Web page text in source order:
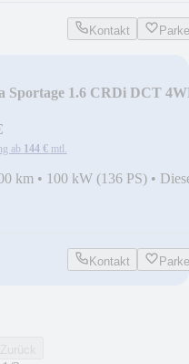
Kontakt
Sportage 1.6 CRDi DCT
ab 144 € mtl.
km • 100 kW (136 PS) •
Kontakt